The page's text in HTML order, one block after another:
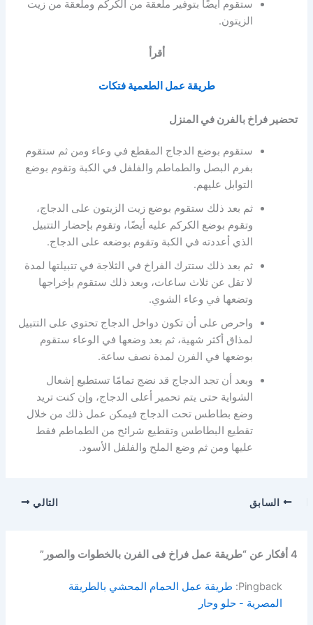
ستقوم أيضًا بتوفير ملعقة من الكركم وملعقة من زيت
الزيتون.
أقرأ
طريقة عمل الطعمية فتكات
تحضير فراخ بالفرن في المنزل
ستقوم بوضع الدجاج المقطع في وعاء ومن ثم ستقوم
بفرم البصل والطماطم والفلفل في الكبة وتقوم بوضع
التوابل عليهم.
ثم بعد ذلك ستقوم بوضع زيت الزيتون على الدجاج،
وتقوم بوضع الكركم عليه أيضًا، وتقوم بإحضار التتبيل
الذي أعددته في الكبة وتقوم بوضعه على الدجاج.
ثم بعد ذلك ستترك الفراخ في الثلاجة في تتبيلتها لمدة
لا تقل عن ثلاث ساعات، وبعد ذلك ستقوم بإخراجها
وتضعها في وعاء الشوي.
واحرص على أن تكون دواخل الدجاج تحتوي على التتبيل
لمذاق أكثر شهية، ثم بعد وضعها في الوعاء ستقوم
بوضعها في الفرن لمدة نصف ساعة.
وبعد أن تجد الدجاج قد نضج تمامًا تستطيع إشعال
الشواية حتى يتم تحمير أعلى الدجاج، وإن كنت تريد
وضع بطاطس تحت الدجاج فيمكن عمل ذلك من خلال
تقطيع البطاطس وتقطيع شرائح من الطماطم فقط
عليها ومن ثم وضع الملح والفلفل الأسود.
السابق التالي
4 أفكار عن “طريقة عمل فراخ فى الفرن بالخطوات والصور”
Pingback: طريقة عمل الحمام المحشي بالطريقة
المصرية - حلو وحار